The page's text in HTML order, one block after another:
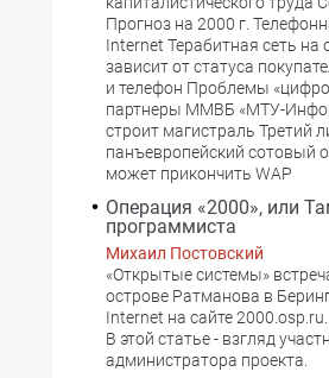
Прогноз на 2000 г.
Internet Терабитная сеть на
зависит от статуса
и телефон Проблемы
партнеры ММВБ «МТУ-
строит магистраль Третий
панъевропейский сотовый
может прикончить WAP
Операция «2000», или
программиста
Михаил Постовский
«Открытые системы»
острове Ратманова в
Internet на сайте
В этой статье - взгляд
администратора проекта.